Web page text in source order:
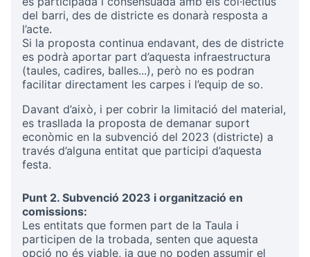
del barri, des de districte es donarà resposta a
l’acte.
Si la proposta continua endavant, des de districte
es podrà aportar part d’aquesta infraestructura
(taules, cadires, balles...), però no es podran
facilitar directament les carpes i l’equip de so.
Davant d’això, i per cobrir la limitació del material,
es trasllada la proposta de demanar suport
econòmic en la subvenció del 2023 (districte) a
través d’alguna entitat que participi d’aquesta
festa.
Punt 2. Subvenció 2023 i organització en
comissions:
Les entitats que formen part de la Taula i
participen de la trobada, senten que aquesta
opció no és viable, ja que no poden assumir el